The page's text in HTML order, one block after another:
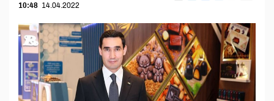
10:48 14.04.2022